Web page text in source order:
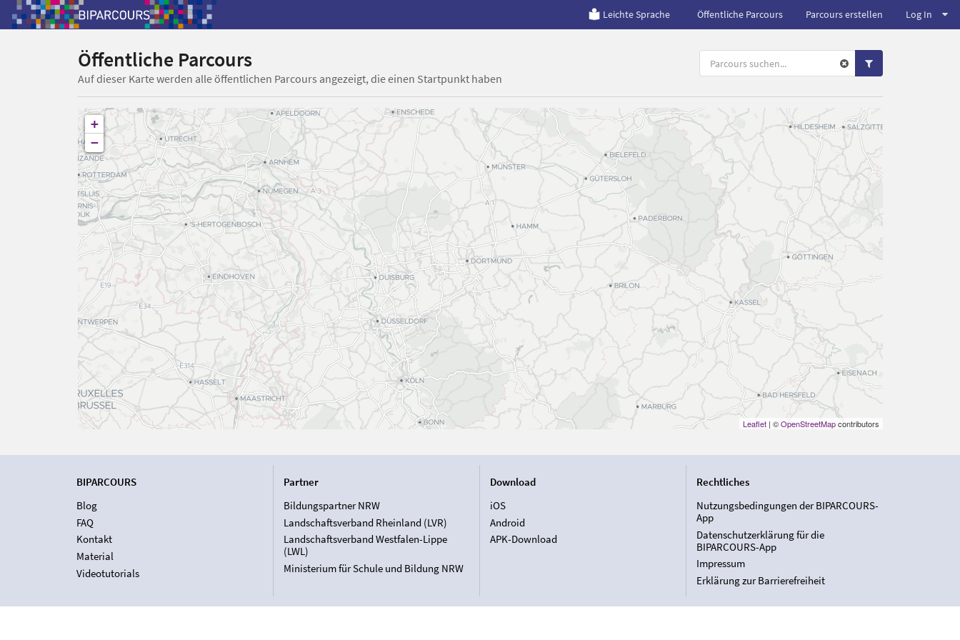
Leichte Sprache Öffentliche Parcours Parcours erstellen Log In
Öffentliche Parcours
Auf dieser Karte werden alle öffentlichen Parcours angezeigt, die einen Startpunkt haben
+
−
Leaflet| ©OpenStreetMapcontributors
BIPARCOURS
Blog
FAQ
Kontakt
Material
Videotutorials
Partner
Bildungspartner NRW
Landschaftsverband Rheinland (LVR)
Landschaftsverband Westfalen-Lippe
(LWL)
Ministerium für Schule und Bildung NRW
Download
iOS
Android
APK-Download
Rechtliches
Nutzungsbedingungen der BIPARCOURS-
App
Datenschutzerklärung für die
BIPARCOURS-App
Impressum
Erklärung zur Barrierefreiheit